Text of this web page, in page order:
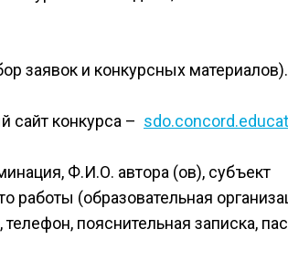
заявок и конкурсных материалов).
сайт конкурса –
Ф.И.О. автора (ов), субъект
работы (образовательная
пояснительная записка,